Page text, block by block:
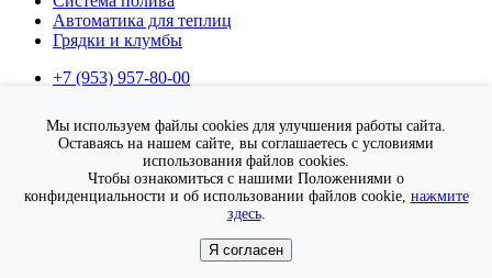
Автоматика для теплиц
Грядки и клумбы
+7 (953) 957-80-00
Воскресенье выходной.
Подписка на новости
Подписаться
Я согласен наобработку персональных данных
Мы используем файлы cookies для улучшения работы сайта.
Оставаясь на нашем сайте, вы соглашаетесь с условиями
использования файлов cookies.
Чтобы ознакомиться с нашими Положениями о
конфиденциальности и об использовании файлов cookie, нажмите
здесь.
Я согласен